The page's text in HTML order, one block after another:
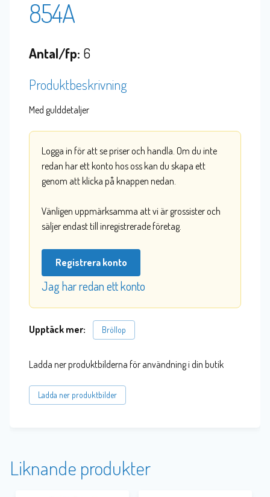
854A
Antal/fp: 6
Produktbeskrivning
Med gulddetaljer
Logga in för att se priser och handla. Om du inte
redan har ett konto hos oss kan du skapa ett
genom att klicka på knappen nedan.
Vänligen uppmärksamma att vi är grossister och
säljer endast till inregistrerade företag.
Registrera konto
Jag har redan ett konto
Upptäck mer: Bröllop
Ladda ner produktbilderna för användning i din butik
Ladda ner produktbilder
Liknande produkter